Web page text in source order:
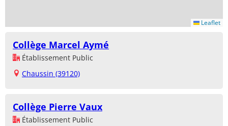
Leaflet
Collège Marcel Aymé
Établissement Public
Chaussin (39120)
Collège Pierre Vaux
Établissement Public